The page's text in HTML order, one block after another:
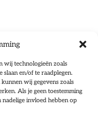
wij technologieën zoals
en/of te raadplegen.
wij gegevens zoals
Als je geen toestemming
invloed hebben op